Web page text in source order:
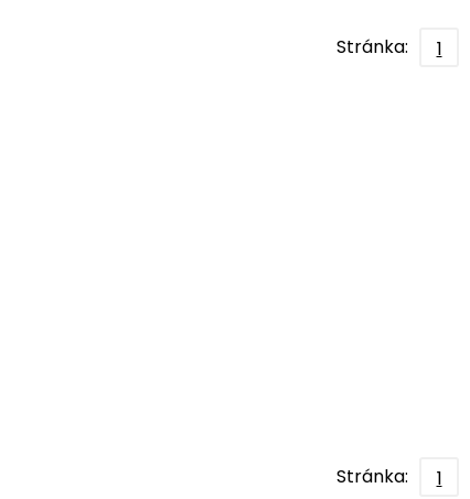
Stránka: 1
Stránka: 1